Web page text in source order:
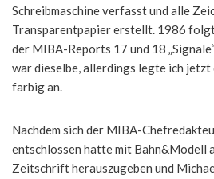
Schreibmaschine verfasst und alle
Transparentpapier erstellt. 1986
der MIBA-Reports 17 und 18
war dieselbe, allerdings legte ich jetzt
farbig an.
Nachdem sich der MIBA-
entschlossen hatte mit Bahn&Modell
Zeitschrift herauszugeben und